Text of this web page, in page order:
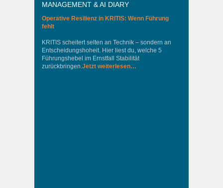
MANAGEMENT & AI DIARY
Operative Resilienz in KRITIS: Wenn Führung
fehlt
KRITIS scheitert selten an Technik – sondern an
Entscheidungshoheit. Hier liest du, welche 5
Führungshebel im Ernstfall Stabilität
zurückbringen.Jetzt weiterlesen…